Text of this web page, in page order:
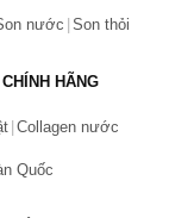
mụn
Super Volcanic
nhẹ Green Tea
nước Son thỏi
HÃNG
Collagen nước
Quốc